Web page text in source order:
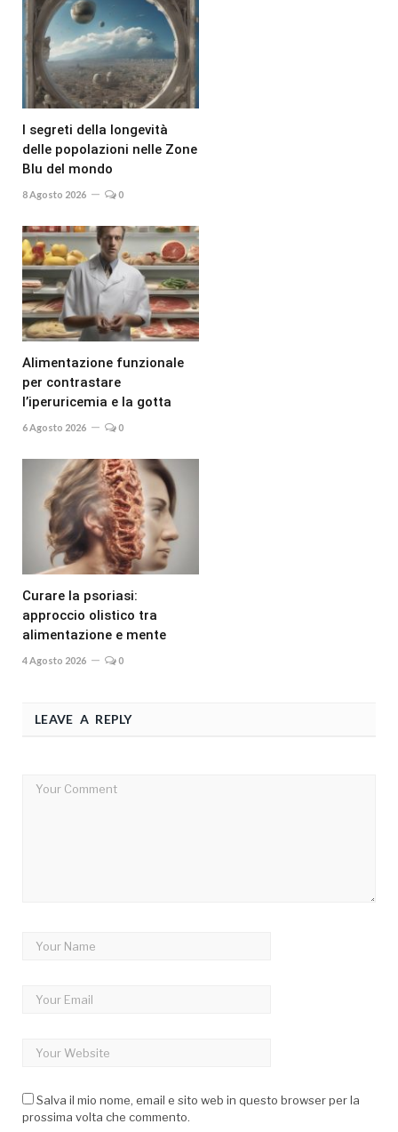
I segreti della longevità
delle popolazioni nelle Zone
Blu del mondo
8 Agosto 2026 0
Alimentazione funzionale
per contrastare
l’iperuricemia e la gotta
6 Agosto 2026 0
Curare la psoriasi:
approccio olistico tra
alimentazione e mente
4 Agosto 2026 0
LEAVE A REPLY
Salva il mio nome, email e sito web in questo browser per la
prossima volta che commento.